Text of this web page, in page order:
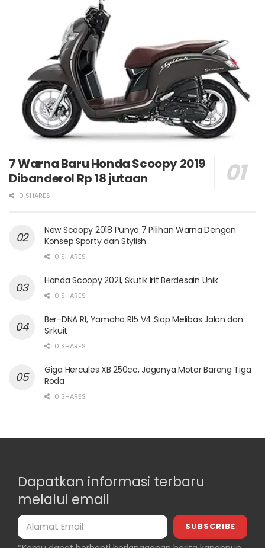
7 Warna Baru Honda Scoopy 2019
Dibanderol Rp 18 jutaan
0 SHARES
New Scoopy 2018 Punya 7 Pilihan Warna Dengan
Konsep Sporty dan Stylish.
0 SHARES
Honda Scoopy 2021, Skutik Irit Berdesain Unik
0 SHARES
Ber-DNA R1, Yamaha R15 V4 Siap Melibas Jalan dan
Sirkuit
0 SHARES
Giga Hercules XB 250cc, Jagonya Motor Barang Tiga
Roda
0 SHARES
Dapatkan informasi terbaru
melalui email